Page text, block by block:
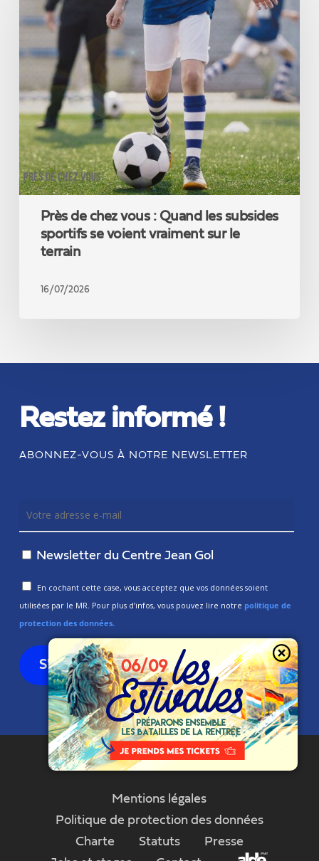
PRÈS DE CHEZ VOUS
chez
vous :
les
subsides
sportifs
se
voient
vraiment
sur
le
terrain
Près de chez vous : Quand les subsides
sportifs se voient vraiment sur le
terrain
16/07/2026
Restez informé !
ABONNEZ-VOUS À NOTRE NEWSLETTER
Newsletter du Centre Jean Gol
En cochant cette case, vous acceptez que vos données soient
utilisées par le MR. Pour plus d’infos, vous pouvez lire notre politique de
protection des données.
Mentions légales
Politique de protection des données
Charte
Statuts
Presse